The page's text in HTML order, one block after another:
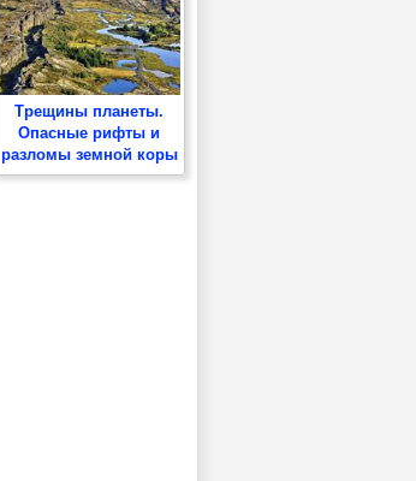
Трещины планеты.
Опасные рифты и
разломы земной коры